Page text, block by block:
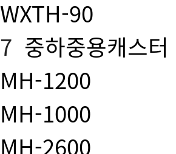
WXTH-90
7 중하중용캐스터
MH-1200
MH-1000
MH-2600